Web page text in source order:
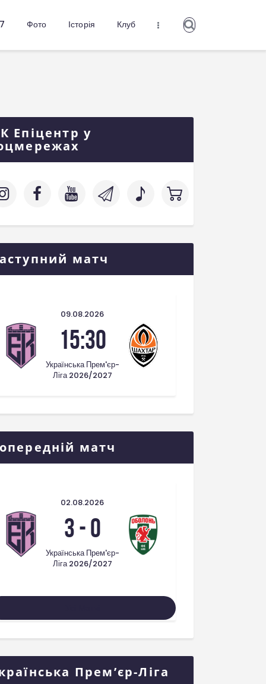
Фото Історія Клуб
Епіцентр у
матч
09.08.2026
15:30
Українська Прем'єр-
Ліга 2026/2027
матч
02.08.2026
3-0
Українська Прем'єр-
Ліга 2026/2027
Прем’єр-Ліга